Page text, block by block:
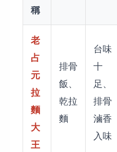
稱
老
占
元
拉
麵
大
王
排骨
飯、
乾拉
麵
台味
十
足、
排骨
滷香
入味